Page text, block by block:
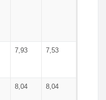
7,93 7,53
8,04 8,04